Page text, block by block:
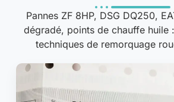
Pannes ZF 8HP, DSG DQ250,
dégradé, points de chauffe huile
techniques de remorquage